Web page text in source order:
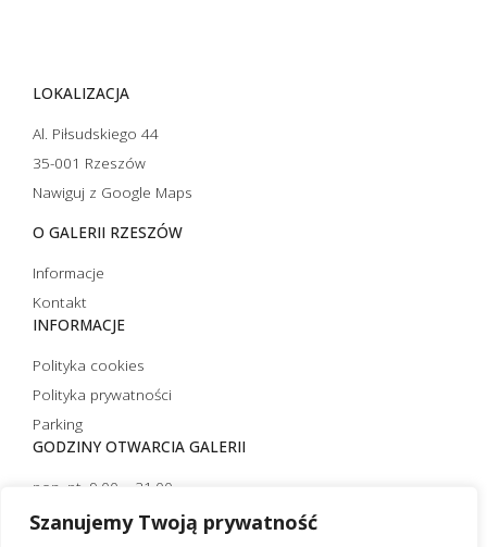
Szanujemy Twoją prywatność
LOKALIZACJA
Al. Piłsudskiego 44
35-001 Rzeszów
Nawiguj z Google Maps
O GALERII RZESZÓW
Informacje
Kontakt
INFORMACJE
Polityka cookies
Polityka prywatności
Parking
GODZINY OTWARCIA GALERII
pon.-pt. 9.00 – 21.00
sobota 10.00 – 21.00